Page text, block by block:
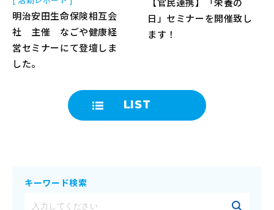
明治安田生命保険相互会
社 主催 なごや健康経
営セミナーにて登壇しま
した。
LIST
日」セミナーを開催致し
ます！
キーワード検索